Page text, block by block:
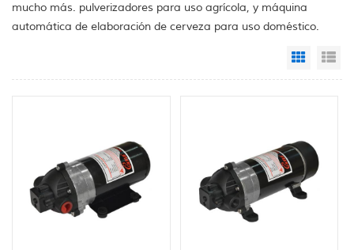
mucho más. pulverizadores para uso agrícola, y máquina
automática de elaboración de cerveza para uso doméstico.
Grid